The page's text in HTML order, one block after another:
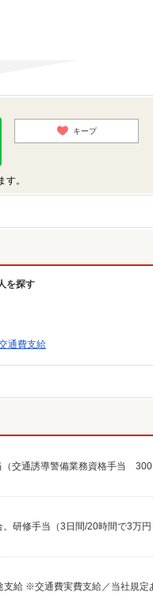
キープ
。
を探す
通費支給
給 ※交通費実費支給／当社規定